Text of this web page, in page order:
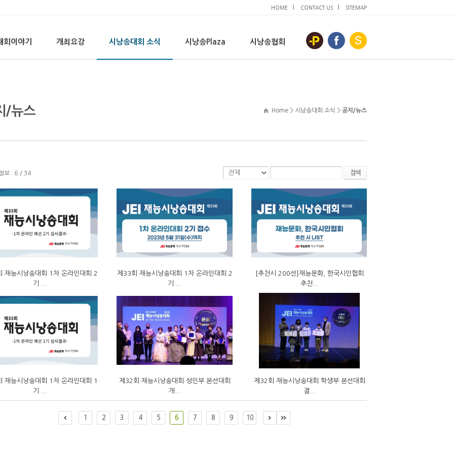
HOME CONTACT US SITEMAP
회이야기 개최요강 시낭송대회 소식 시낭송Plaza 시낭송협회
/뉴스 Home > 시낭송대회 소식 > 공지/뉴스
보 : 6 / 34 검색
재능시낭송대회 1차 온라인대회 2
기 ...
제33회 재능시낭송대회 1차 온라인대회 2
기 ...
[추천시 200선]재능문화, 한국시인협회
추천...
재능시낭송대회 1차 온라인대회 1
기 ...
제32회 재능시낭송대회 성인부 본선대회
개...
제32회 재능시낭송대회 학생부 본선대회
결...
1 2 3 4 5 6 7 8 9 10